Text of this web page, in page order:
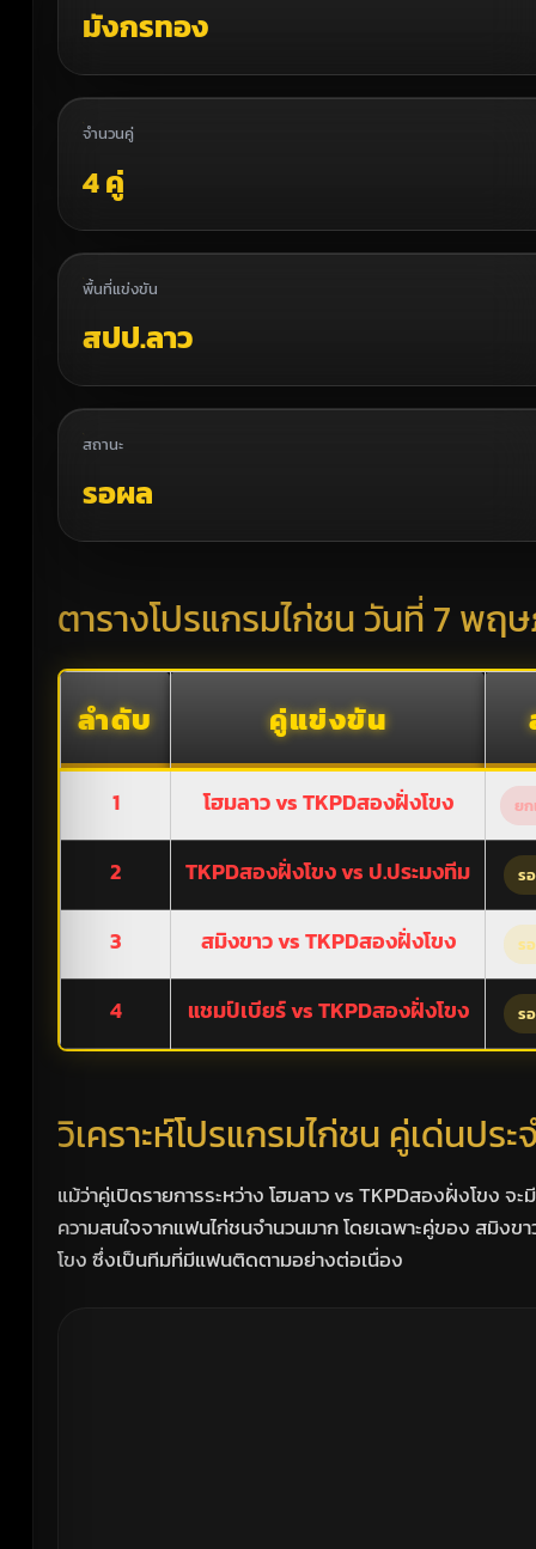
มังกรทอง
จำนวนคู่
4 คู่
พื้นที่แข่งขัน
สปป.ลาว
สถานะ
รอผล
ตารางโปรแกรมไก่ชน วันที่ 7 พฤ
ลำดับ คู่แข่งขัน
1 โฮมลาว vs TKPDสองฝั่งโขง ย
2 TKPDสองฝั่งโขง vs ป.ประมงทีม ร
3 สมิงขาว vs TKPDสองฝั่งโขง ร
4 แชมป์เบียร์ vs TKPDสองฝั่งโขง ร
วิเคราะห์โปรแกรมไก่ชน คู่เด่นประ
แม้ว่าคู่เปิดรายการระหว่าง โฮมลาว vs TKPDสองฝั่งโขง
ความสนใจจากแฟนไก่ชนจำนวนมาก โดยเฉพาะคู่ของ สมิง
โขง ซึ่งเป็นทีมที่มีแฟนติดตามอย่างต่อเนื่อง